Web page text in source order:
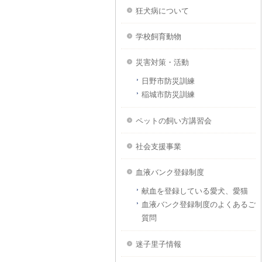
狂犬病について
学校飼育動物
災害対策・活動
日野市防災訓練
稲城市防災訓練
ペットの飼い方講習会
社会支援事業
血液バンク登録制度
献血を登録している愛犬、愛猫
血液バンク登録制度のよくあるご
質問
迷子里子情報